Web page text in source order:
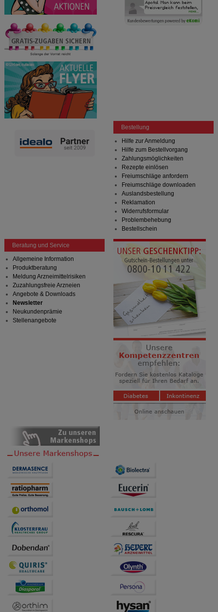
Bestellung
Hilfe zur Anmeldung
Hilfe zum Bestellvorgang
Zahlungsmöglichkeiten
Rezepte einlösen
Freiumschläge anfordern
Freiumschläge downloaden
Auslandsbestellung
Reklamation
Widerrufsformular
Problembehebung
Bestellschein
Beratung und Service
Allgemeine Information
Produktberatung
Meldung Arzneimittelrisiken
Zuzahlungsfreie Arzneien
Angebote & Downloads
Newsletter
Neukundenprämie
Stellenangebote